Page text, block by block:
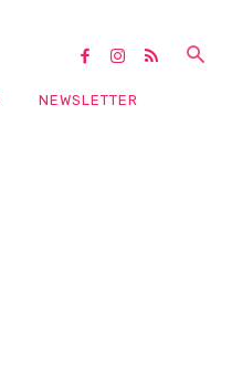
NEWSLETTER